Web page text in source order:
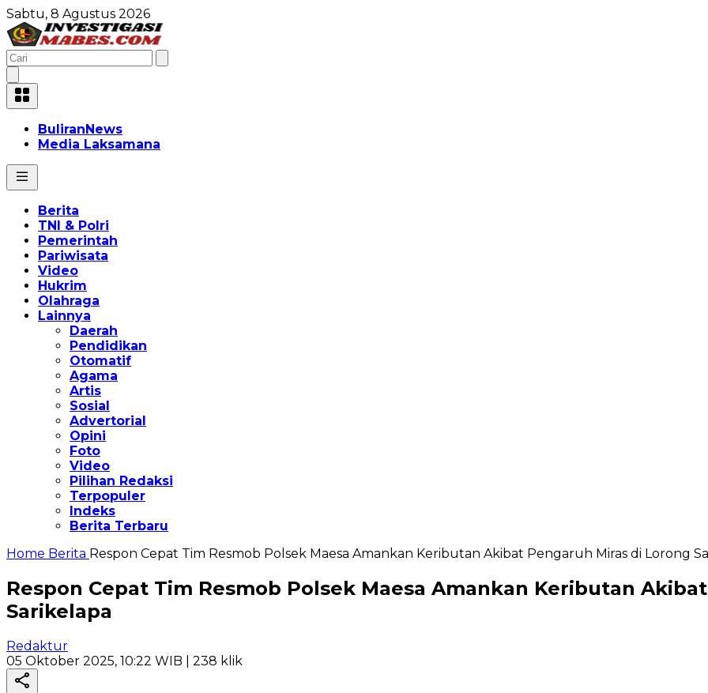
Sabtu, 8 Agustus 2026
BuliranNews
Media Laksamana
Berita
TNI & Polri
Pemerintah
Pariwisata
Video
Hukrim
Olahraga
Lainnya
Daerah
Pendidikan
Otomatif
Agama
Artis
Sosial
Advertorial
Opini
Foto
Video
Pilihan Redaksi
Terpopuler
Indeks
Berita Terbaru
Home Berita Respon Cepat Tim Resmob Polsek Maesa Amankan Keributan Akibat Pengaruh Miras di Lorong
Respon Cepat Tim Resmob Polsek Maesa Amankan Keributan
Sarikelapa
Redaktur
05 Oktober 2025, 10:22 WIB | 238 klik